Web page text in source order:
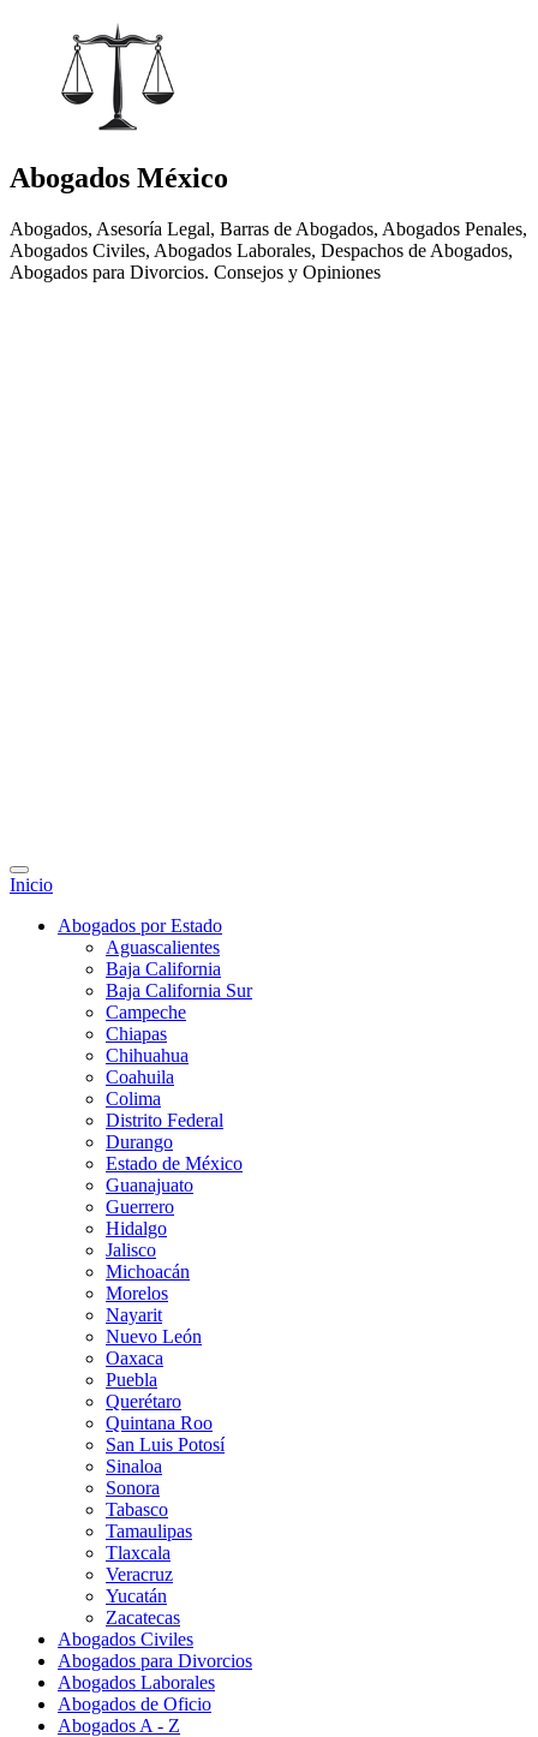
Abogados México
Abogados, Asesoría Legal, Barras de Abogados, Abogados Penales,
Abogados Civiles, Abogados Laborales, Despachos de Abogados,
Abogados para Divorcios. Consejos y Opiniones
Inicio
Abogados por Estado
Aguascalientes
Baja California
Baja California Sur
Campeche
Chiapas
Chihuahua
Coahuila
Colima
Distrito Federal
Durango
Estado de México
Guanajuato
Guerrero
Hidalgo
Jalisco
Michoacán
Morelos
Nayarit
Nuevo León
Oaxaca
Puebla
Querétaro
Quintana Roo
San Luis Potosí
Sinaloa
Sonora
Tabasco
Tamaulipas
Tlaxcala
Veracruz
Yucatán
Zacatecas
Abogados Civiles
Abogados para Divorcios
Abogados Laborales
Abogados de Oficio
Abogados A - Z